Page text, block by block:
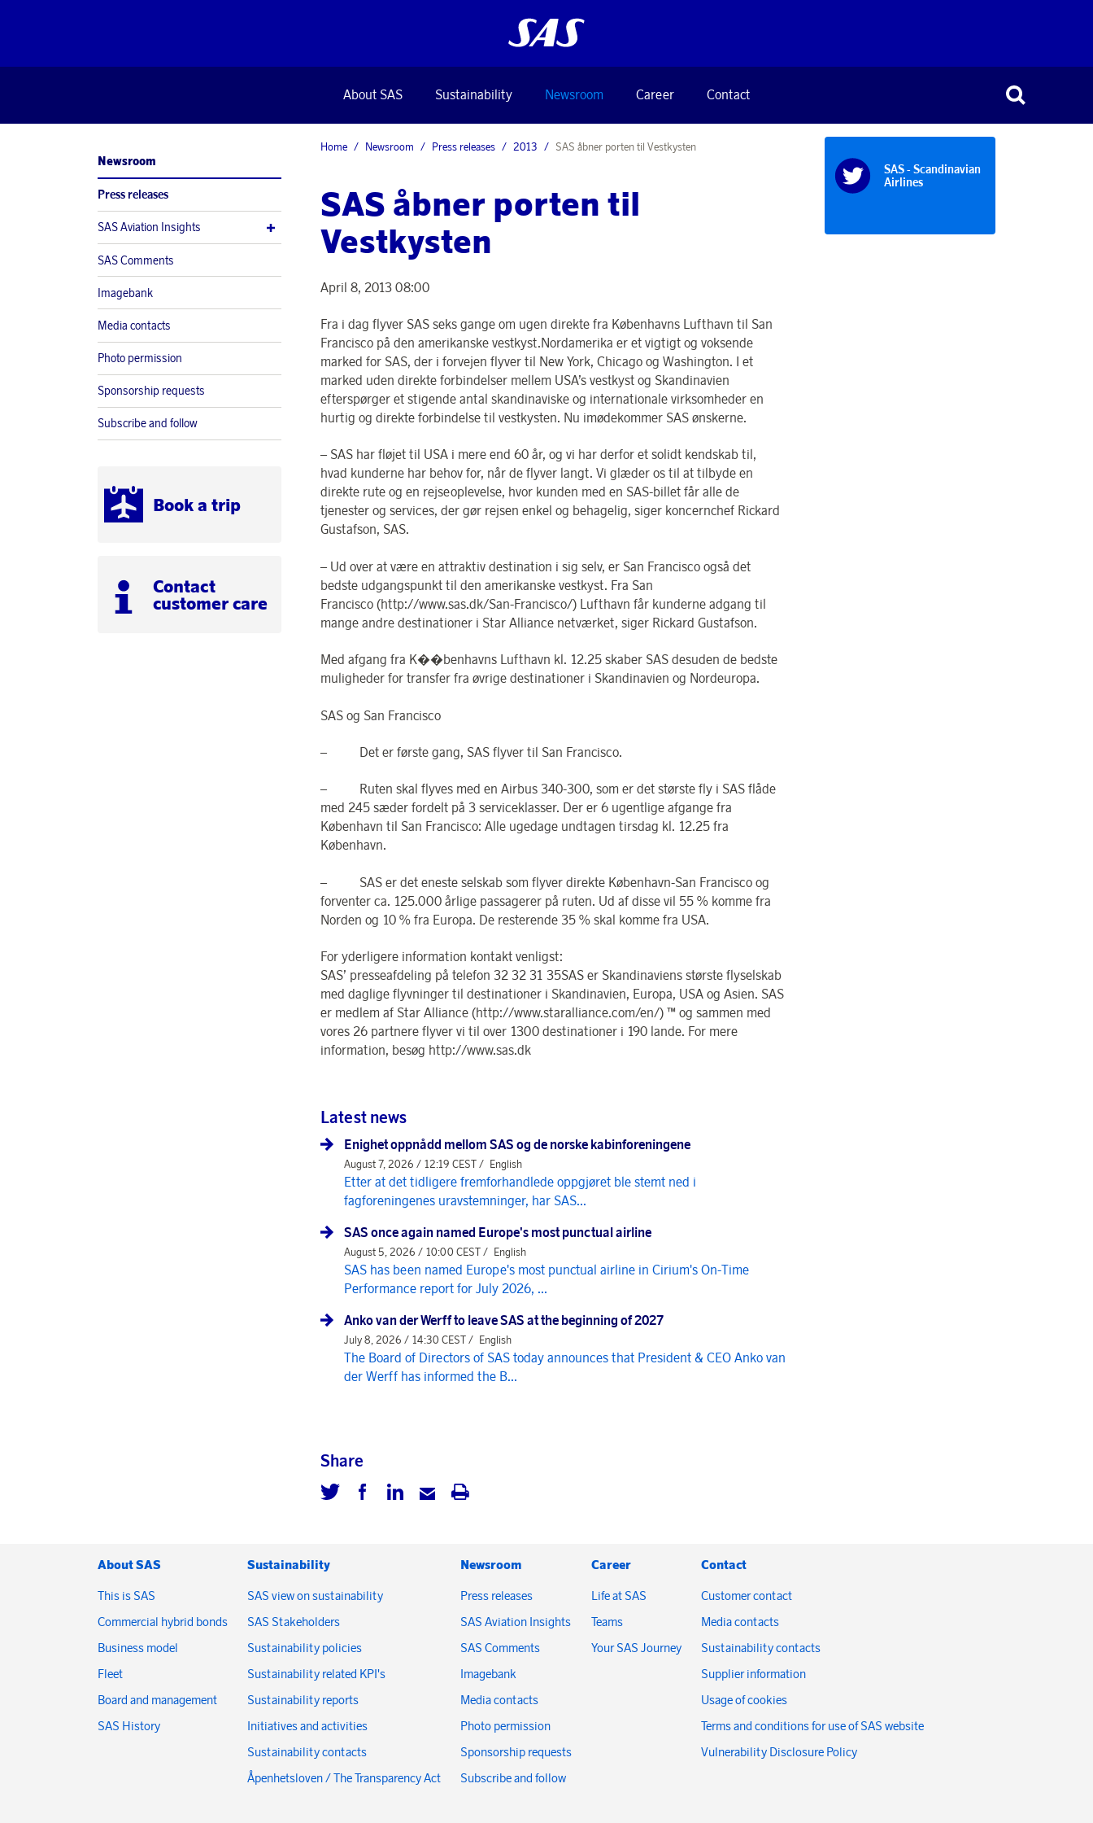
About SAS Sustainability Newsroom Career Contact
Newsroom
Press releases
SAS Aviation Insights
SAS Comments
Imagebank
Media contacts
Photo permission
Sponsorship requests
Subscribe and follow
Book a trip
Contact
customer care
Home Newsroom Press releases 2013 SAS åbner porten til Vestkysten
SAS åbner porten til
Vestkysten
April 8, 2013 08:00
Fra i dag flyver SAS seks gange om ugen direkte fra Københavns Lufthavn til San
Francisco på den amerikanske vestkyst.Nordamerika er et vigtigt og voksende
marked for SAS, der i forvejen flyver til New York, Chicago og Washington. I et
marked uden direkte forbindelser mellem USA’s vestkyst og Skandinavien
efterspørger et stigende antal skandinaviske og internationale virksomheder en
hurtig og direkte forbindelse til vestkysten. Nu imødekommer SAS ønskerne.
– SAS har fløjet til USA i mere end 60 år, og vi har derfor et solidt kendskab til,
hvad kunderne har behov for, når de flyver langt. Vi glæder os til at tilbyde en
direkte rute og en rejseoplevelse, hvor kunden med en SAS-billet får alle de
tjenester og services, der gør rejsen enkel og behagelig, siger koncernchef Rickard
Gustafson, SAS.
– Ud over at være en attraktiv destination i sig selv, er San Francisco også det
bedste udgangspunkt til den amerikanske vestkyst. Fra San
Francisco (http://www.sas.dk/San-Francisco/) Lufthavn får kunderne adgang til
mange andre destinationer i Star Alliance netværket, siger Rickard Gustafson.
Med afgang fra K��benhavns Lufthavn kl. 12.25 skaber SAS desuden de bedste
muligheder for transfer fra øvrige destinationer i Skandinavien og Nordeuropa.
SAS og San Francisco
– Det er første gang, SAS flyver til San Francisco.
– Ruten skal flyves med en Airbus 340-300, som er det største fly i SAS flåde
med 245 sæder fordelt på 3 serviceklasser. Der er 6 ugentlige afgange fra
København til San Francisco: Alle ugedage undtagen tirsdag kl. 12.25 fra
København.
– SAS er det eneste selskab som flyver direkte København-San Francisco og
forventer ca. 125.000 årlige passagerer på ruten. Ud af disse vil 55 % komme fra
Norden og 10 % fra Europa. De resterende 35 % skal komme fra USA.
For yderligere information kontakt venligst:
SAS’ presseafdeling på telefon 32 32 31 35SAS er Skandinaviens største flyselskab
med daglige flyvninger til destinationer i Skandinavien, Europa, USA og Asien. SAS
er medlem af Star Alliance (http://www.staralliance.com/en/) ™ og sammen med
vores 26 partnere flyver vi til over 1300 destinationer i 190 lande. For mere
information, besøg http://www.sas.dk
Latest news
Enighet oppnådd mellom SAS og de norske kabinforeningene
August 7, 2026 / 12:19 CEST / English
Etter at det tidligere fremforhandlede oppgjøret ble stemt ned i
fagforeningenes uravstemninger, har SAS...
SAS once again named Europe's most punctual airline
August 5, 2026 / 10:00 CEST / English
SAS has been named Europe's most punctual airline in Cirium's On-Time
Performance report for July 2026, ...
Anko van der Werff to leave SAS at the beginning of 2027
July 8, 2026 / 14:30 CEST / English
The Board of Directors of SAS today announces that President & CEO Anko van
der Werff has informed the B...
Share
SAS - Scandinavian
Airlines
About SAS
This is SAS
Commercial hybrid bonds
Business model
Fleet
Board and management
SAS History
Sustainability
SAS view on sustainability
SAS Stakeholders
Sustainability policies
Sustainability related KPI's
Sustainability reports
Initiatives and activities
Sustainability contacts
Åpenhetsloven / The Transparency Act
Newsroom
Press releases
SAS Aviation Insights
SAS Comments
Imagebank
Media contacts
Photo permission
Sponsorship requests
Subscribe and follow
Career
Life at SAS
Teams
Your SAS Journey
Contact
Customer contact
Media contacts
Sustainability contacts
Supplier information
Usage of cookies
Terms and conditions for use of SAS website
Vulnerability Disclosure Policy